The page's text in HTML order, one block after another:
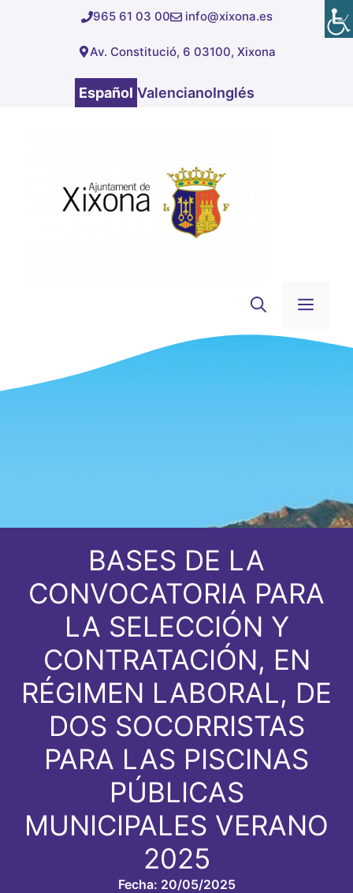
965 61 03 00 info@xixona.es
Av. Constitució, 6 03100, Xixona
Español ValencianoInglés
BASES DE LA
CONVOCATORIA PARA
LA SELECCIÓN Y
CONTRATACIÓN, EN
RÉGIMEN LABORAL, DE
DOS SOCORRISTAS
PARA LAS PISCINAS
PÚBLICAS
MUNICIPALES VERANO
2025
Fecha: 20/05/2025